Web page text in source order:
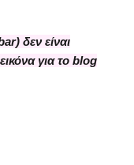
δεν είναι
για το blog